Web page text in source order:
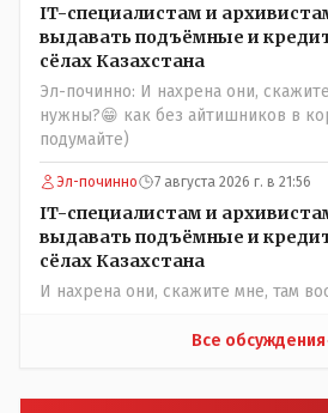
- все эти вопросы можно решать и
удалённо - лёжа на диване, в
современных и оцифрованных МТФ
массового переезда лохматых и
ребят из города в село, да и те
подозреваю, скоро перейдут на
помошью кувалды, китайского
проволоки и русского мата. Вот где
именно АРХИВАРИУСАМ - понятие
все мои архивы по работе и по
помещаются в одну дешёвую
Впрочем, не надо гадать: - это
наверняка они знают что делают.
IT-специалистам и
выдавать подъёмные и
сёлах Казахстана
Эл-починно: И нахрена они,
нужны?😁 как без айтишников в
подумайте)
Эл-починно 7 августа 2026 г. в 21:56
IT-специалистам и
выдавать подъёмные и
сёлах Казахстана
И нахрена они, скажите мне, там
Все обсуждения